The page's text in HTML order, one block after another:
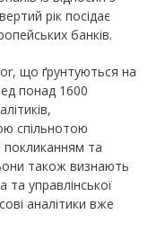
рік посідає
банків.
що ґрунтуються на
понад 1600
спільнотою
покликанням та
також визнають
та управлінської
аналітики вже